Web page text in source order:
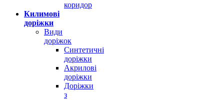
коридор
Килимові
доріжки
Види
доріжок
Синтетичні
доріжки
Акрилові
доріжки
Доріжки
з